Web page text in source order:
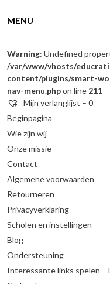
MENU
Warning: Undefined
/var/www/vhosts/
content/plugins/smart-
nav-menu.phpon line 211
Mijn verlanglijst – 0
Beginpagina
Wie zijn wij
Onze missie
Contact
Algemene voorwaarden
Retourneren
Privacyverklaring
Scholen en instellingen
Blog
Ondersteuning
Interessante links spelen –